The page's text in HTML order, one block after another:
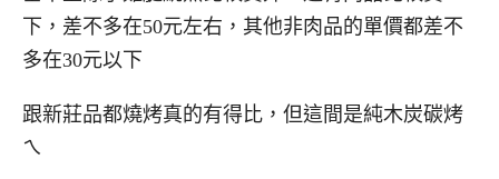
下，差不多在50元左右，其他非肉品的單價都差不
多在30元以下
跟新莊品都燒烤真的有得比，但這間是純木炭碳烤
ㄟ